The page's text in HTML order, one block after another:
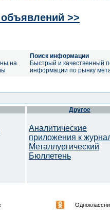
>>
на
Поиск информации
Быстрый и качественный
информации по рынку
Другое
Аналитические
приложения к
Металлургический
Бюллетень